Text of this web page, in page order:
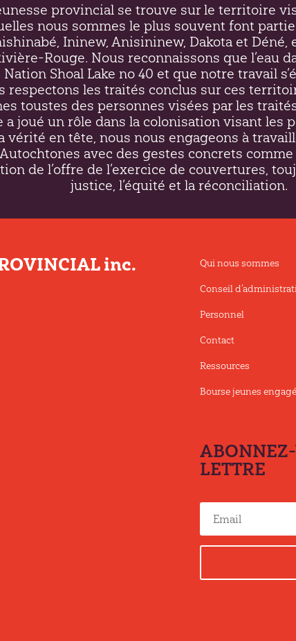
provincial se trouve sur le territoire
nous sommes le plus souvent font
Ininew, Anisininew, Dakota et Déné,
Rouge. Nous reconnaissons que l’eau
Shoal Lake no 40 et que notre travail
respectons les traités conclus sur ces
toustes des personnes visées par les
a joué un rôle dans la colonisation visant les
vérité en tête, nous nous engageons à
avec des gestes concrets
de l’offre de l’exercice de couvertures,
justice, l’équité et la réconciliation.
inc. Qui nous sommes
Conseil
Personnel
Contact
Ressources
Bourse jeunes
LETTRE